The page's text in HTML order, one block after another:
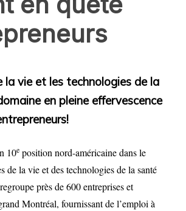
la vie et les technologies de la
en pleine effervescence
10e position nord-américaine dans le
de la vie et des technologies de la santé
près de 600 entreprises et
Montréal, fournissant de l’emploi à